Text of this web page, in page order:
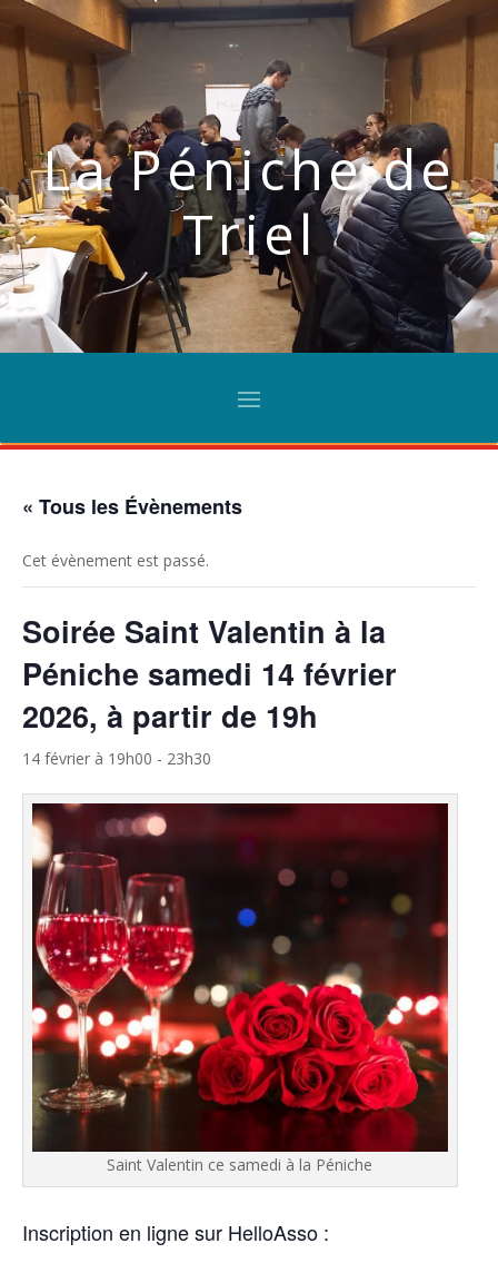
La Péniche de
Triel
« Tous les Évènements
Cet évènement est passé.
Soirée Saint Valentin à la
Péniche samedi 14 février
2026, à partir de 19h
14 février à 19h00 - 23h30
Saint Valentin ce samedi à la Péniche
Ins­crip­tion en ligne sur HelloAsso :